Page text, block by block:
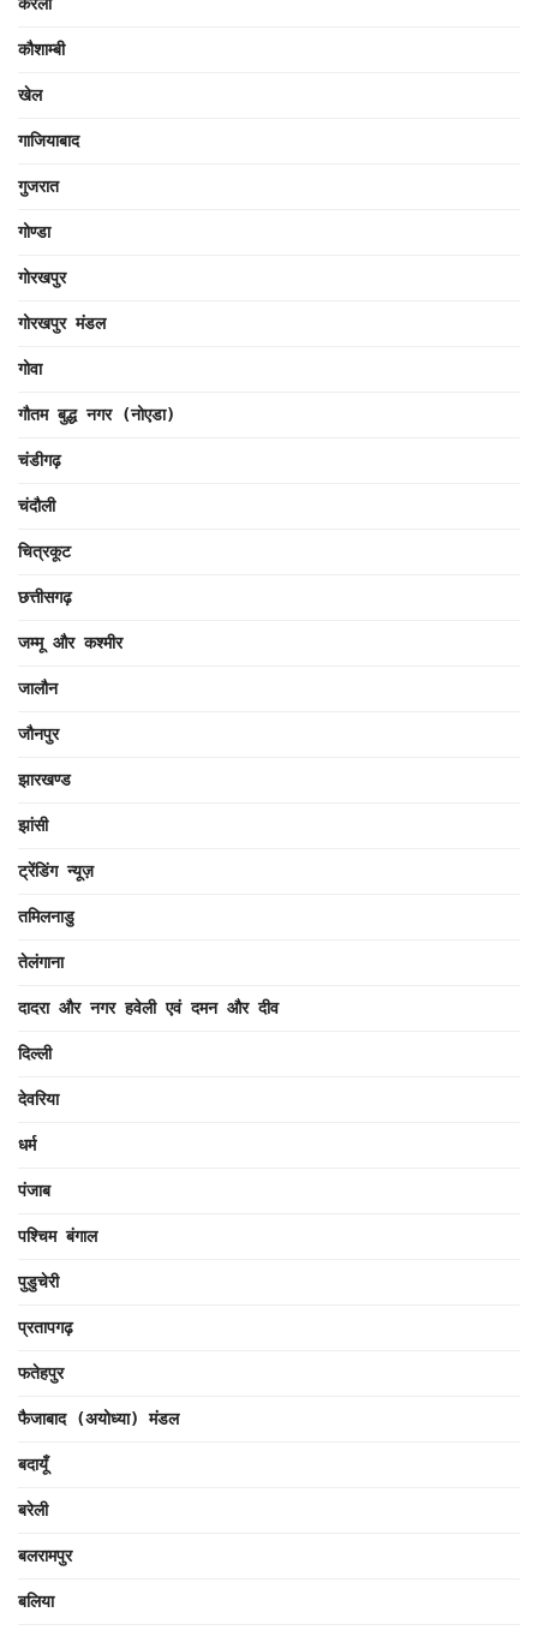
केरला
कौशाम्बी
खेल
गाजियाबाद
गुजरात
गोण्डा
गोरखपुर
गोरखपुर मंडल
गोवा
गौतम बुद्ध नगर (नोएडा)
चंडीगढ़
चंदौली
चित्रकूट
छत्तीसगढ़
जम्मू और कश्मीर
जालौन
जौनपुर
झारखण्ड
झांसी
ट्रेंडिंग न्यूज़
तमिलनाडु
तेलंगाना
दादरा और नगर हवेली एवं दमन और दीव
दिल्ली
देवरिया
धर्म
पंजाब
पश्चिम बंगाल
पुडुचेरी
प्रतापगढ़
फतेहपुर
फैजाबाद (अयोध्या) मंडल
बदायूँ
बरेली
बलरामपुर
बलिया